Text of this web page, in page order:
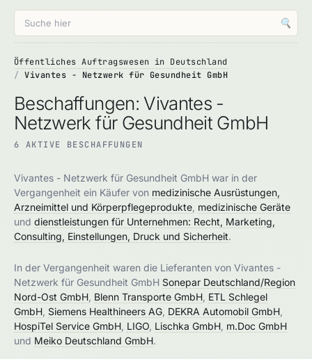
🔍
Öffentliches Auftragswesen in Deutschland
Vivantes - Netzwerk für Gesundheit GmbH
Beschaffungen: Vivantes -
Netzwerk für Gesundheit GmbH
6 AKTIVE BESCHAFFUNGEN
Vivantes - Netzwerk für Gesundheit GmbH war in der
Vergangenheit ein Käufer von medizinische Ausrüstungen,
Arzneimittel und Körperpflegeprodukte medizinische Geräte
und dienstleistungen für Unternehmen: Recht, Marketing,
Consulting, Einstellungen, Druck und Sicherheit.
In der Vergangenheit waren die Lieferanten von Vivantes -
Netzwerk für Gesundheit GmbH Sonepar Deutschland/Region
Nord-Ost GmbH Blenn Transporte GmbH ETL Schlegel
GmbH Siemens Healthineers AG DEKRA Automobil GmbH
HospiTel Service GmbH LIGO Lischka GmbH m.Doc GmbH
und Meiko Deutschland GmbH.